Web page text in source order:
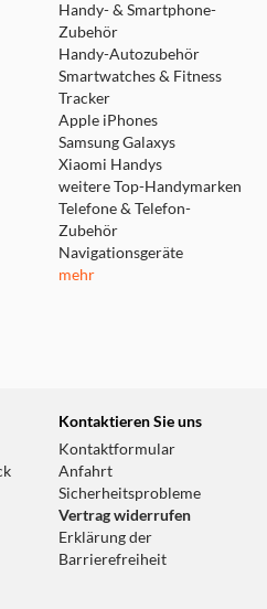
Handy- & Smartphone-
Zubehör
Handy-Autozubehör
Smartwatches & Fitness
Tracker
Apple iPhones
Samsung Galaxys
Xiaomi Handys
weitere Top-Handymarken
Telefone & Telefon-
Zubehör
Navigationsgeräte
mehr
Kontaktieren Sie uns
Kontaktformular
Anfahrt
Sicherheitsprobleme
Vertrag widerrufen
Erklärung der
Barrierefreiheit